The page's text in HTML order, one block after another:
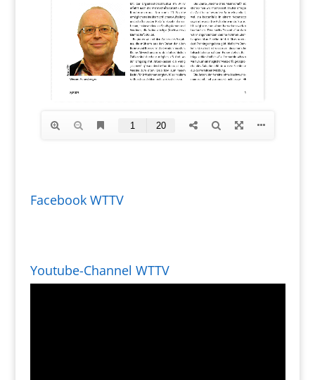
Facebook WTTV
Youtube-Channel WTTV